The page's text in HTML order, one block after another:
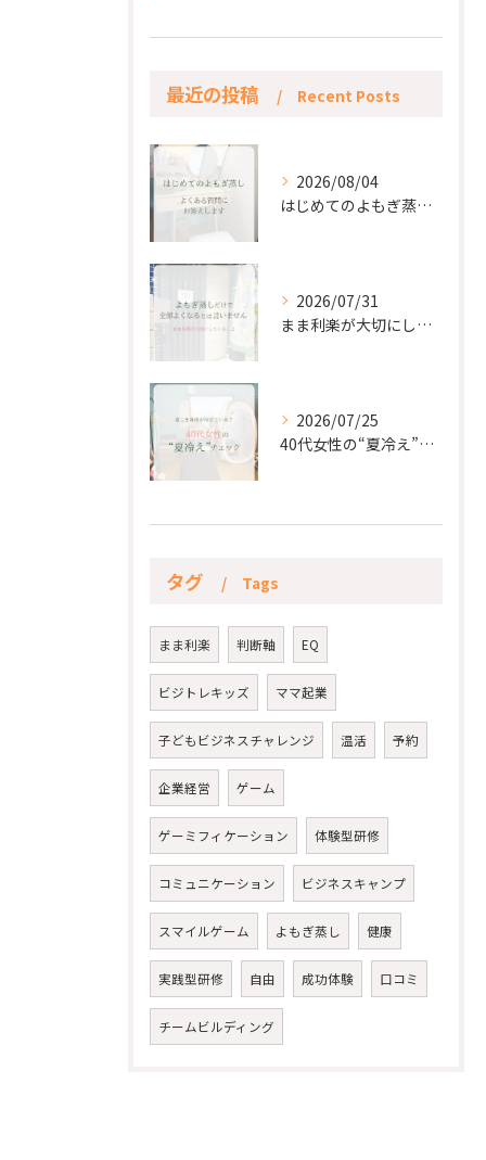
最近の投稿 Recent Posts
2026/08/04
はじめてのよもぎ蒸し。
2026/07/31
まま利楽が大切にしていること✨
2026/07/25
40代女性の“夏冷え”チェック☀️
タグ Tags
まま利楽 判断軸 EQ
ビジトレキッズ ママ起業
子どもビジネスチャレンジ 温活 予約
企業経営 ゲーム
ゲーミフィケーション 体験型研修
コミュニケーション ビジネスキャンプ
スマイルゲーム よもぎ蒸し 健康
実践型研修 自由 成功体験 口コミ
チームビルディング